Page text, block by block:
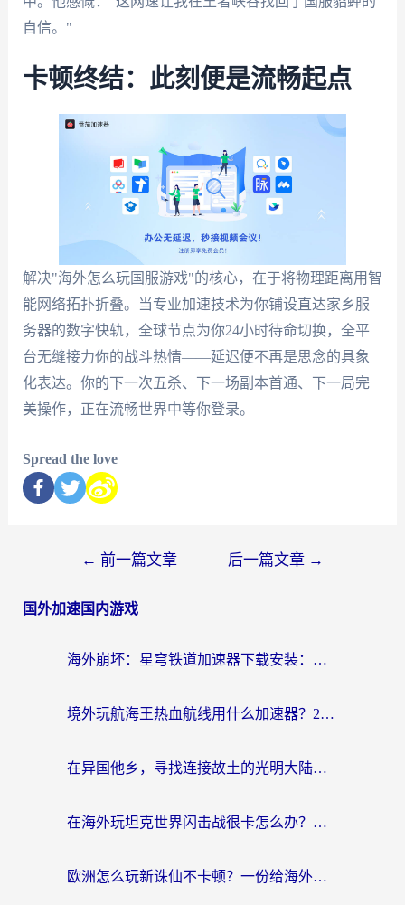
自信。"
卡顿终结：此刻便是流畅起点
解决"海外怎么玩国服游戏"的核心，在于将物理距离用智
能网络拓扑折叠。当专业加速技术为你铺设直达家乡服
务器的数字快轨，全球节点为你24小时待命切换，全平
台无缝接力你的战斗热情——延迟便不再是思念的具象
化表达。你的下一次五杀、下一场副本首通、下一局完
美操作，正在流畅世界中等你登录。
Spread the love
← 前一篇文章 后一篇文章 →
国外加速国内游戏
海外崩坏：星穹铁道加速器下载安装：一份给游子的终极网络指南
境外玩航海王热血航线用什么加速器？2026海外玩家实测最优方案（附欧洲问道堡垒前线加速技巧）
在异国他乡，寻找连接故土的光明大陆免费加速器
在海外玩坦克世界闪击战很卡怎么办？老玩家亲测有效的加速器选择指南
欧洲怎么玩新诛仙不卡顿？一份给海外游子的国服游戏畅玩指南